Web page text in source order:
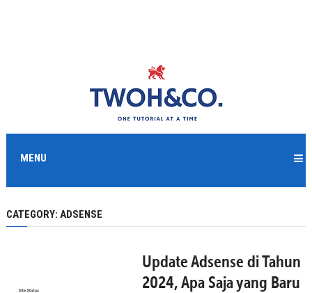
MENU
CATEGORY: ADSENSE
Update Adsense di Tahun
2024, Apa Saja yang Baru